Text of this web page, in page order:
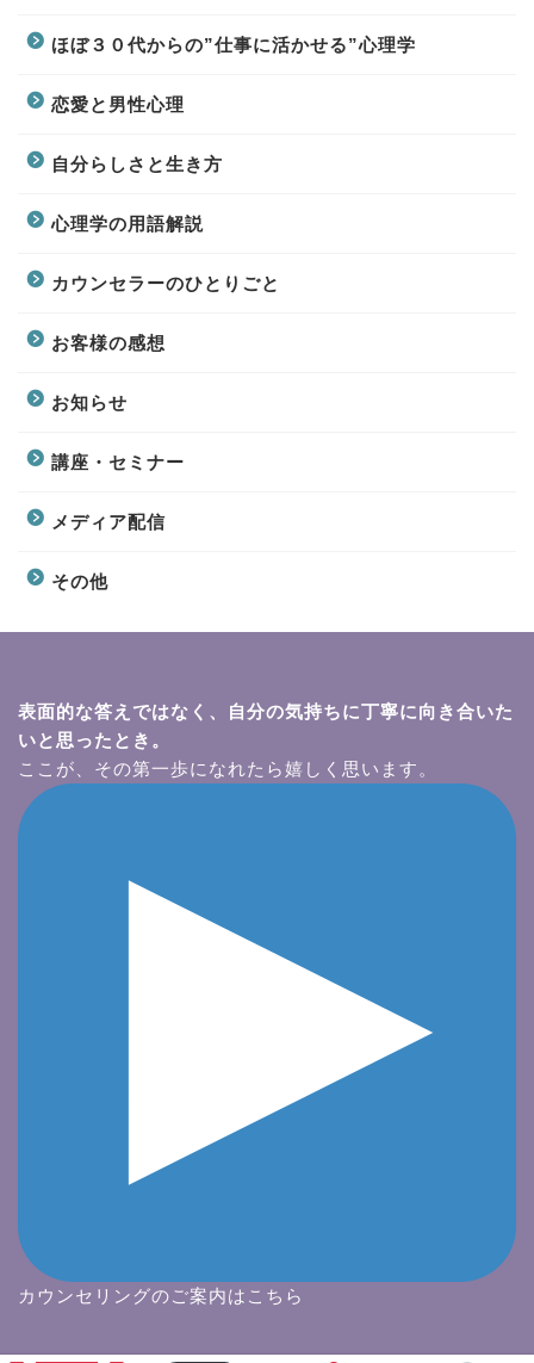
ほぼ３０代からの”仕事に活かせる”心理学
恋愛と男性心理
自分らしさと生き方
心理学の用語解説
カウンセラーのひとりごと
お客様の感想
お知らせ
講座・セミナー
メディア配信
その他
表面的な答えではなく、自分の気持ちに丁寧に向き合いた
いと思ったとき。
ここが、その第一歩になれたら嬉しく思います。
カウンセリングのご案内はこちら